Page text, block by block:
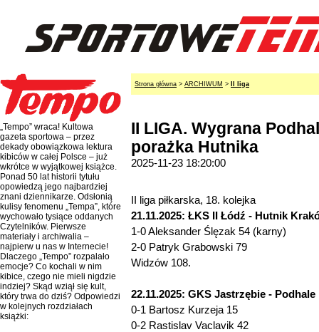
„Tempo” wraca! Kultowa
gazeta sportowa – przez
dekady obowiązkowa lektura
kibiców w całej Polsce – już
wkrótce w wyjątkowej książce.
Ponad 50 lat historii tytułu
opowiedzą jego najbardziej
znani dziennikarze. Odsłonią
kulisy fenomenu „Tempa”, które
wychowało tysiące oddanych
Czytelników. Pierwsze
materiały i archiwalia –
najpierw u nas w Internecie!
Dlaczego „Tempo” rozpalało
emocje? Co kochali w nim
kibice, czego nie mieli nigdzie
indziej? Skąd wziął się kult,
który trwa do dziś? Odpowiedzi
w kolejnych rozdziałach
książki:
Strona główna > ARCHIWUM > II liga
II LIGA. Wygrana
porażka Hutnika
2025-11-23 18:20:00
II liga piłkarska, 18. kolejka
21.11.2025: ŁKS II Łódź - Hutnik
1-0 Aleksander Ślęzak 54 (karny)
2-0 Patryk Grabowski 79
Widzów 108.
22.11.2025: GKS Jastrzębie -
0-1 Bartosz Kurzeja 15
0-2 Rastislav Vaclavik 42